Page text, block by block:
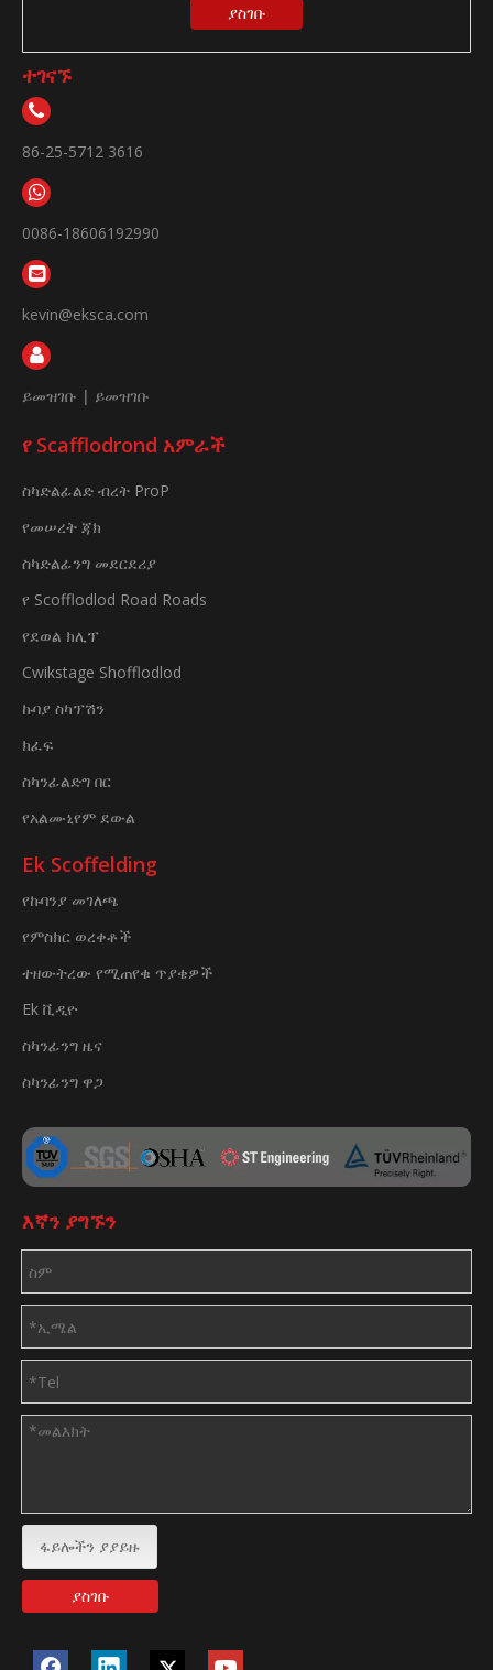
ያስገቡ
ተገናኙ
86-25-5712 3616
0086-18606192990
kevin@eksca.com
ይመዝገቡ | ይመዝገቡ
የ Scafflodrond አምራች
ስካድልፊልድ ብረት ProP
የመሠረት ጃክ
ስካድልፊንግ መደርደሪያ
የ Scofflodlod Road Roads
የደወል ክሊፕ
Cwikstage Shofflodlod
ኩባያ ስካፕሽን
ክፈፍ
ስካንፊልድግ በር
የአልሙኒየም ደውል
Ek Scoffelding
የኩባንያ መገለጫ
የምስክር ወረቀቶች
ተዘውትረው የሚጠየቁ ጥያቄዎች
Ek ቪዲዮ
ስካንፊንግ ዜና
ስካንፊንግ ዋጋ
እኛን ያግኙን
ፋይሎችን ያያይዙ
ያስገቡ